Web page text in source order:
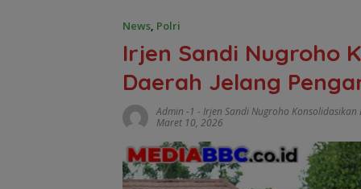
News Polri
Irjen Sandi Nugroho
Daerah Jelang
Admin -1 - Irjen Sandi Nugroho Konsolidasikan
Maret 10, 2026